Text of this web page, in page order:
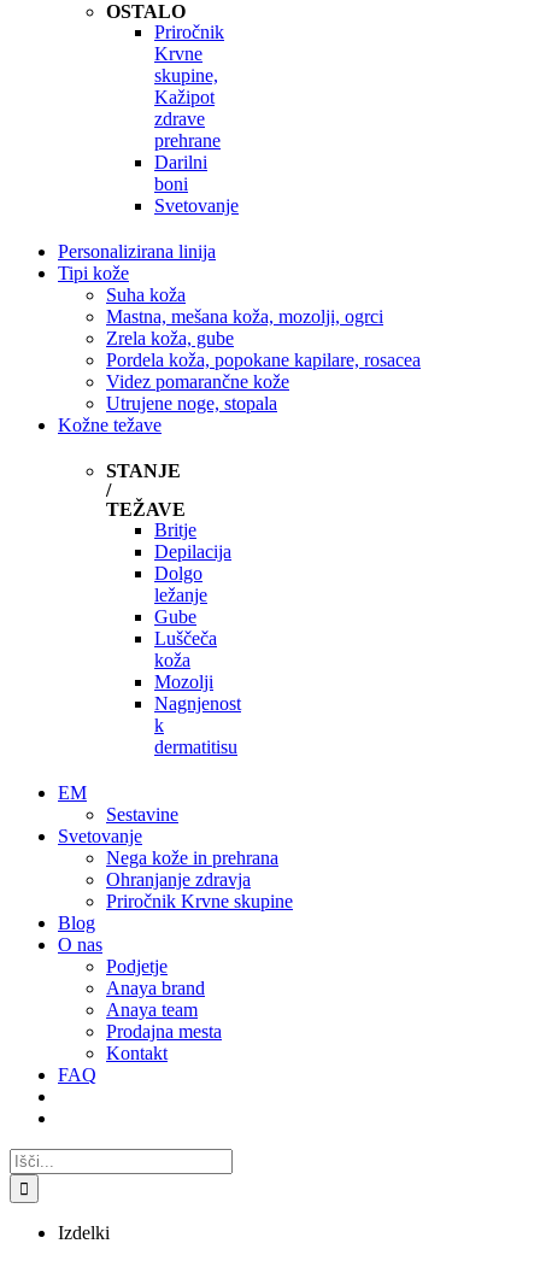
OSTALO
Priročnik
Krvne
skupine,
Kažipot
zdrave
prehrane
Darilni
boni
Svetovanje
Personalizirana linija
Tipi kože
Suha koža
Mastna, mešana koža, mozolji, ogrci
Zrela koža, gube
Pordela koža, popokane kapilare, rosacea
Videz pomarančne kože
Utrujene noge, stopala
Kožne težave
STANJE
/
TEŽAVE
Britje
Depilacija
Dolgo
ležanje
Gube
Luščeča
koža
Mozolji
Nagnjenost
k
dermatitisu
EM
Sestavine
Svetovanje
Nega kože in prehrana
Ohranjanje zdravja
Priročnik Krvne skupine
Blog
O nas
Podjetje
Anaya brand
Anaya team
Prodajna mesta
Kontakt
FAQ
Search
for:
Izdelki